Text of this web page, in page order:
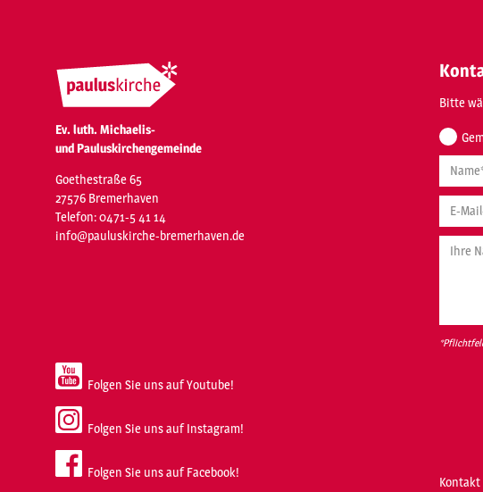
Ev. luth. Michaelis-
und Pauluskirchengemeinde
Goethestraße 65
27576 Bremerhaven
Telefon: 0471-5 41 14
info@pauluskirche-bremerhaven.de
Bitte
E-
Ihre
Folgen Sie uns auf Youtube!
Folgen Sie uns auf Instagram!
Folgen Sie uns auf Facebook!
Kontakt